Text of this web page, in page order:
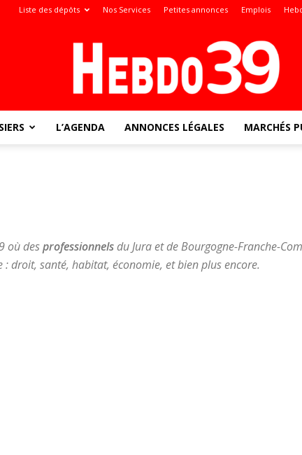
Liste des dépôts Nos Services Petites annonces Emplois
L’AGENDA ANNONCES LÉGALES MARCHÉS
où desprofessionnelsdu Jura et de Bourgogne-Franche-
droit, santé, habitat, économie, et bien plus encore.